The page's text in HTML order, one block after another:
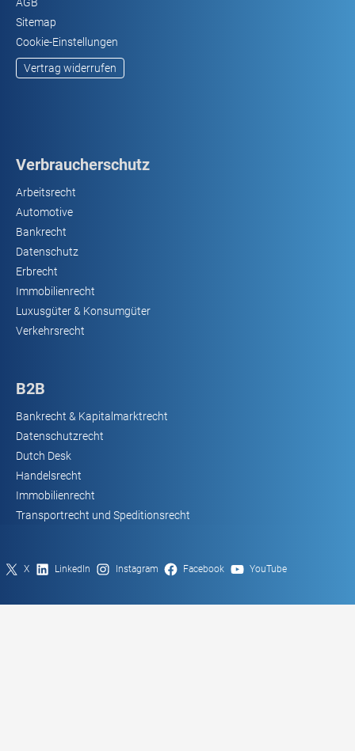
Sitemap
Cookie-Einstellungen
Vertrag widerrufen
Verbraucherschutz
Arbeitsrecht
Automotive
Bankrecht
Datenschutz
Erbrecht
Immobilienrecht
Luxusgüter & Konsumgüter
Verkehrsrecht
B2B
Bankrecht & Kapitalmarktrecht
Datenschutzrecht
Dutch Desk
Handelsrecht
Immobilienrecht
Transportrecht und Speditionsrecht
X LinkedIn Instagram Facebook YouTube